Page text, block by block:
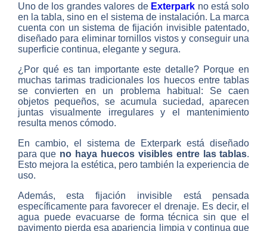
Uno de los grandes valores de Exterpark no está solo
en la tabla, sino en el sistema de instalación. La marca
cuenta con un sistema de fijación invisible patentado,
diseñado para eliminar tornillos vistos y conseguir una
superficie continua, elegante y segura.
¿Por qué es tan importante este detalle? Porque en
muchas tarimas tradicionales los huecos entre tablas
se convierten en un problema habitual: Se caen
objetos pequeños, se acumula suciedad, aparecen
juntas visualmente irregulares y el mantenimiento
resulta menos cómodo.
En cambio, el sistema de Exterpark está diseñado
para que no haya huecos visibles entre las tablas.
Esto mejora la estética, pero también la experiencia de
uso.
Además, esta fijación invisible está pensada
específicamente para favorecer el drenaje. Es decir, el
agua puede evacuarse de forma técnica sin que el
pavimento pierda esa apariencia limpia y continua que